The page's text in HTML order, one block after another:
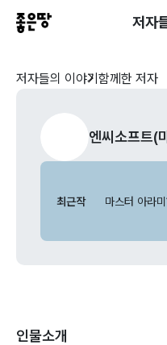
저자
저자들의 이야기 함께한 저자
엔씨소프트(
최근작 마스터 아라미
인물소개